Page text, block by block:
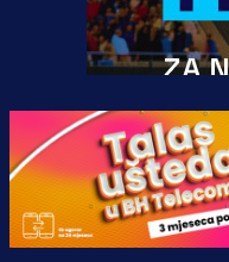
Promo vijesti